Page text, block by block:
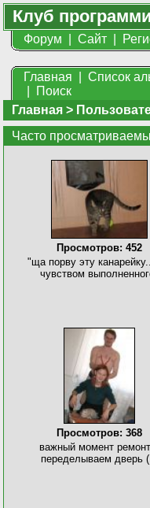
Клуб
Форум Сайт
Главная Список
Поиск
Главная >
Часто
Просмотров: 452
"ща порву эту
чувством
Просмотров: 368
важный момент
переделываем дверь